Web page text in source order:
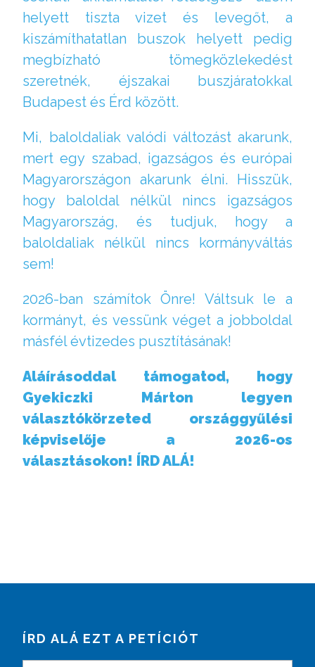
helyett tiszta vizet és levegőt, a
kiszámíthatatlan buszok helyett pedig
megbízható tömegközlekedést
szeretnék, éjszakai buszjáratokkal
Budapest és Érd között.
Mi, baloldaliak valódi változást akarunk,
mert egy szabad, igazságos és európai
Magyarországon akarunk élni. Hisszük,
hogy baloldal nélkül nincs igazságos
Magyarország, és tudjuk, hogy a
baloldaliak nélkül nincs kormányváltás
sem!
2026-ban számítok Önre! Váltsuk le a
kormányt, és vessünk véget a jobboldal
másfél évtizedes pusztításának!
Aláírásoddal támogatod, hogy
Gyekiczki Márton legyen
választókörzeted országgyűlési
képviselője a 2026-os
választásokon! ÍRD ALÁ!
ÍRD ALÁ EZT A PETÍCIÓT